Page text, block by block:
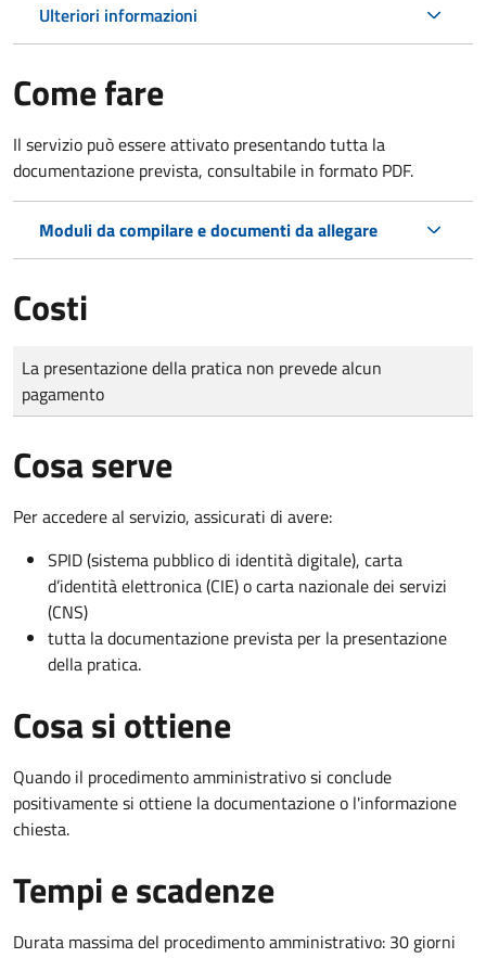
Ulteriori informazioni
Come fare
Il servizio può essere attivato presentando tutta la
documentazione prevista, consultabile in formato PDF.
Moduli da compilare e documenti da allegare
Costi
Tipo di pagamento
Importo
La presentazione della pratica non prevede alcun
pagamento
Cosa serve
Per accedere al servizio, assicurati di avere:
SPID (sistema pubblico di identità digitale), carta
d’identità elettronica (CIE) o carta nazionale dei servizi
(CNS)
tutta la documentazione prevista per la presentazione
della pratica.
Cosa si ottiene
Quando il procedimento amministrativo si conclude
positivamente si ottiene la documentazione o l'informazione
chiesta.
Tempi e scadenze
Durata massima del procedimento amministrativo: 30 giorni